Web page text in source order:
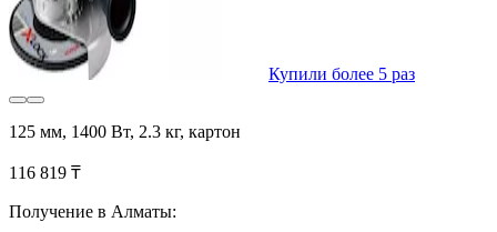
Купили более 5 раз
125 мм, 1400 Вт, 2.3 кг, картон
116 819 ₸
Получение в Алматы: